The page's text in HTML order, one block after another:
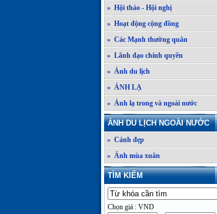
» Hội thảo - Hội nghị
» Hoạt động cộng đồng
» Các Mạnh thường quân
» Lãnh đạo chính quyền
» Ảnh du lịch
» ẢNH LẠ
» Ảnh lạ trong và ngoài nước
ẢNH DU LỊCH NGOÀI NƯỚC
» Cảnh đẹp
» Ảnh mùa xuân
TÌM KIẾM
Chọn giá : VND